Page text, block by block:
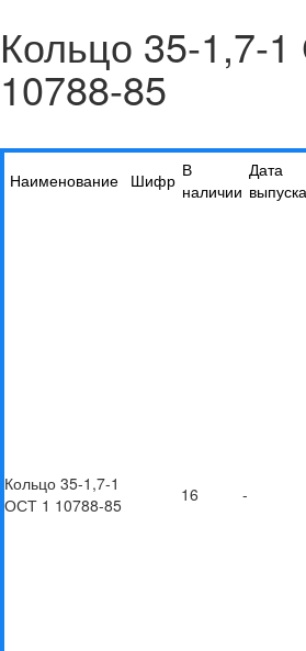
Кольцо 35-1,7-
10788-85
Наименование Шифр В
наличии
Дата
выпуска
Кольцо 35-1,7-1
ОСТ 1 10788-85
16 -